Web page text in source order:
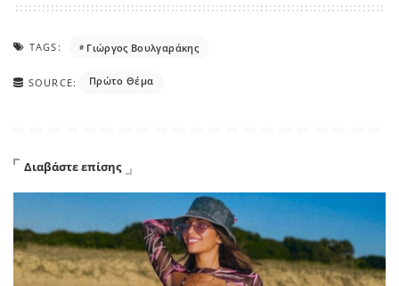
TAGS: Γιώργος Βουλγαράκης
SOURCE: Πρώτο Θέμα
Διαβάστε επίσης